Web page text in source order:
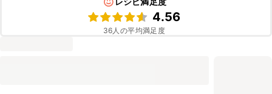
4.56
36人の平均満足度